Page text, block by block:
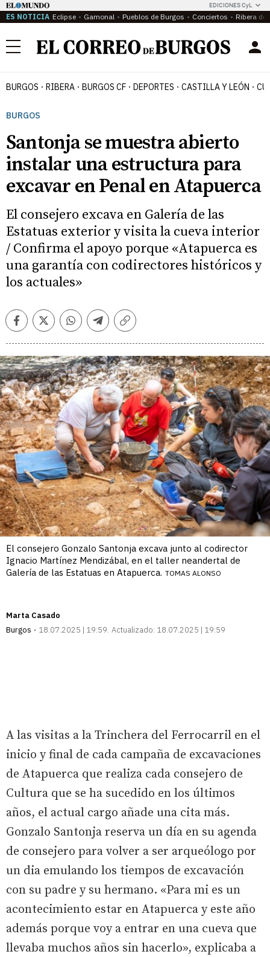
EDICIONES CyL
ES NOTICIA Eclipse Gamonal Pueblos de Burgos Conciertos Ribera del
Menú
BURGOS RIBERA BURGOS CF DEPORTES CASTILLA Y LEÓN
BURGOS
Santonja se muestra abierto
instalar una estructura para
excavar en Penal en Atapuerca
El consejero excava en Galería de las
Estatuas exterior y visita la cueva interior
/ Confirma el apoyo porque «Atapuerca es
una garantía con codirectores históricos y
los actuales»
FacebookTwitterWhatsappTelegramCopiar
El consejero Gonzalo Santonja excava junto al codirector
Ignacio Martínez Mendizábal, en el taller neandertal de
Galería de las Estatuas en Atapuerca. TOMAS ALONSO
Marta Casado
Burgos
18.07.2025 | 19:59 Actualizado: 18.07.2025 | 19:59
A las visitas a la Trinchera del Ferrocarril en el
inicio y final de cada campaña de excavaciones
de Atapuerca que realiza cada consejero de
Cultura que se ha sucedido en los últimos
años, el actual cargo añade una cita más.
Gonzalo Santonja reserva un día en su agenda
de consejero para volver a ser arqueólogo por
un dia emulando los tiempos de excavación
con su padre y su hermano. «Para mi es un
acontecimiento estar en Atapuerca y este año
además porque voy a entrar en una cueva que
llevaba muchos años sin hacerlo», explicaba a